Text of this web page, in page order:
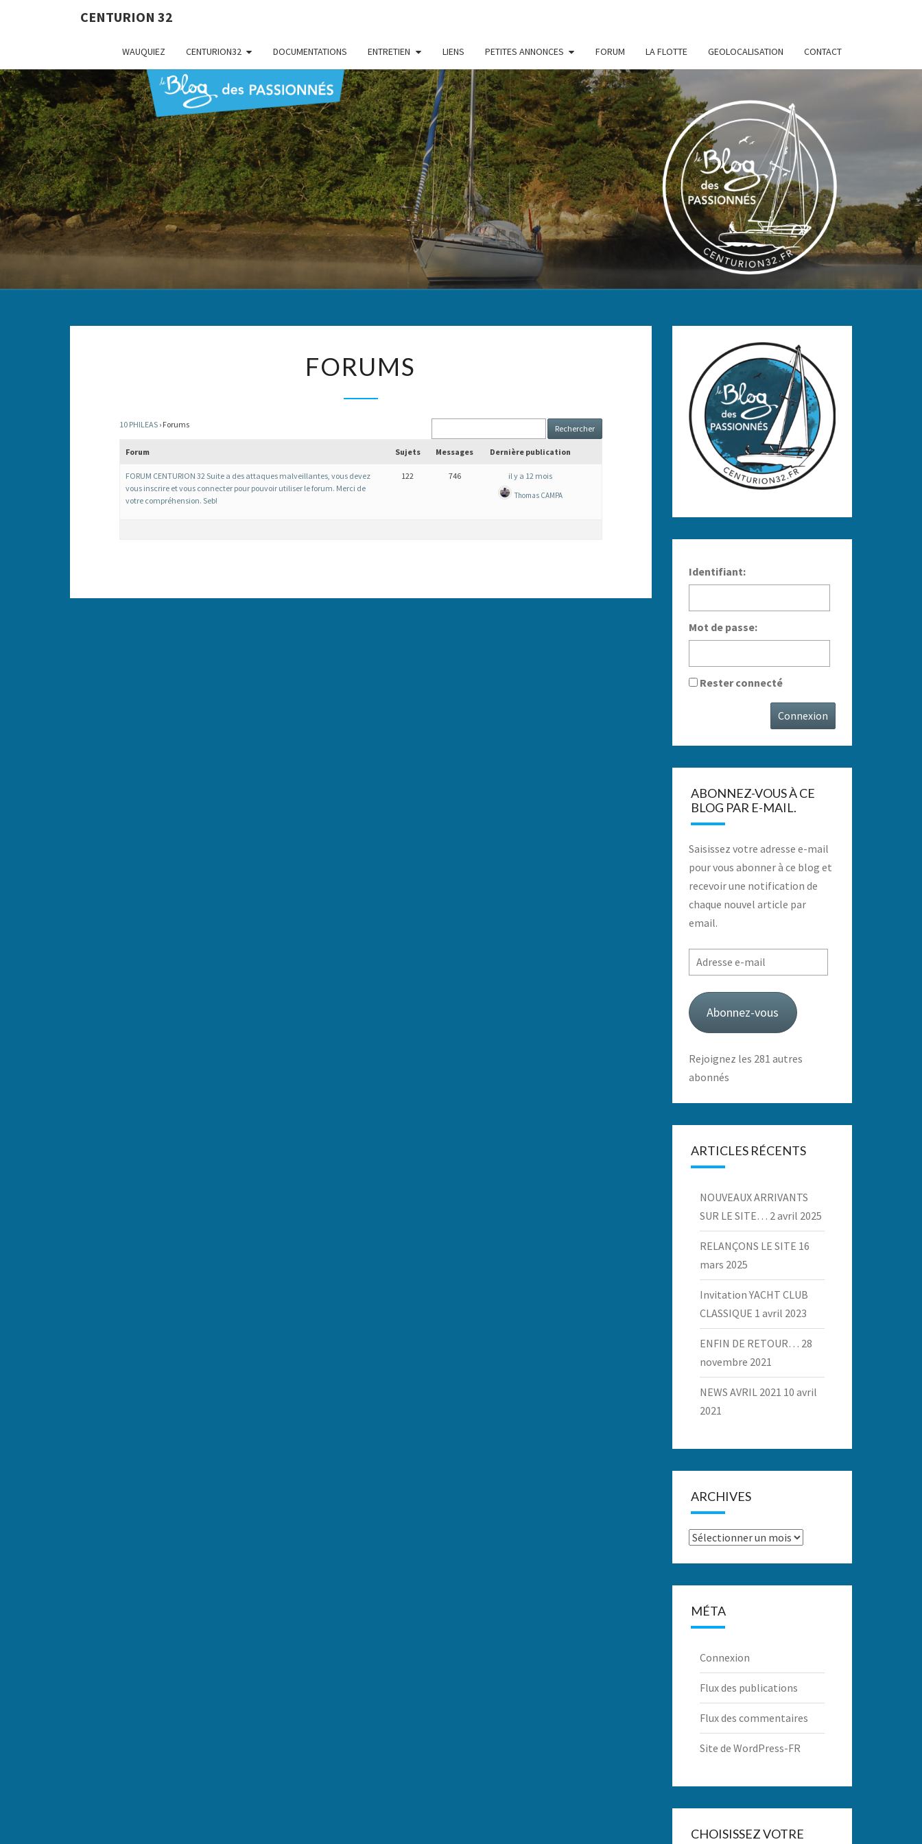
CENTURION 32
WAUQUIEZ CENTURION32 DOCUMENTATIONS ENTRETIEN LIENS PETITES ANNONCES FORUM LA FLOTTE GEOLOCALISATION CONTACT
CENTURION
32
Le Blog
Des
Passionnés
FORUMS
10 PHILEAS › Forums
Forum Sujets Messages Dernière publication
FORUM CENTURION 32 Suite a des attaques malveillantes, vous devez
vous inscrire et vous connecter pour pouvoir utiliser le forum. Merci de
votre compréhension. Seb!
122 746 il y a 12 mois
Thomas CAMPA
Identifiant:
Mot de passe:
Rester connecté
Connexion
ABONNEZ-VOUS À CE
BLOG PAR E-MAIL.
Saisissez votre adresse e-mail
pour vous abonner à ce blog et
recevoir une notification de
chaque nouvel article par
email.
Adresse
e-
mail
Abonnez-vous
Rejoignez les 281 autres
abonnés
ARTICLES RÉCENTS
NOUVEAUX ARRIVANTS
SUR LE SITE… 2 avril 2025
RELANÇONS LE SITE 16
mars 2025
Invitation YACHT CLUB
CLASSIQUE 1 avril 2023
ENFIN DE RETOUR… 28
novembre 2021
NEWS AVRIL 2021 10 avril
2021
ARCHIVES
Archives
MÉTA
Connexion
Flux des publications
Flux des commentaires
Site de WordPress-FR
CHOISISSEZ VOTRE